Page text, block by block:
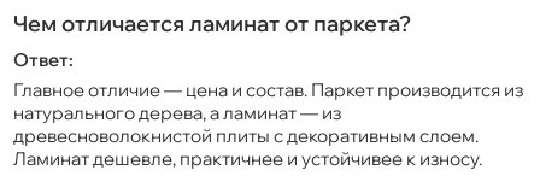
Чем отличается ламинат от паркета?
Ответ:
Главное отличие — цена и состав. Паркет производится из
натурального дерева, а ламинат — из
древесноволокнистой плиты с декоративным слоем.
Ламинат дешевле, практичнее и устойчивее к износу.